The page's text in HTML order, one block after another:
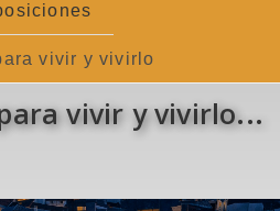
vivir y vivirlo
vivir y vivirlo...